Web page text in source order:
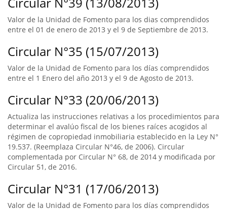
Valor de la Unidad de Fomento para los dias comprendidos
entre el 01 de enero de 2013 y el 9 de Septiembre de 2013.
Circular N°35 (15/07/2013)
Valor de la Unidad de Fomento para los días comprendidos
entre el 1 Enero del año 2013 y el 9 de Agosto de 2013.
Circular N°33 (20/06/2013)
Actualiza las instrucciones relativas a los procedimientos para
determinar el avalúo fiscal de los bienes raíces acogidos al
régimen de copropiedad inmobiliaria establecido en la Ley N°
19.537. (Reemplaza Circular N°46, de 2006). Circular
complementada por Circular N° 68, de 2014 y modificada por
Circular 51, de 2016.
Circular N°31 (17/06/2013)
Valor de la Unidad de Fomento para los días comprendidos